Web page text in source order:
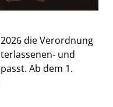
die Verordnung
und
Ab dem 1.